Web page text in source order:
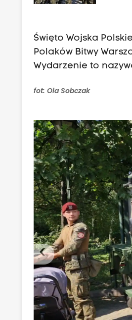
Święto Wojska
Polaków Bitwy
Wydarzenie to
fot: Ola Sobczak
‹